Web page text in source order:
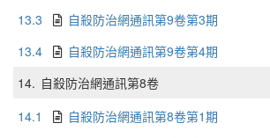
13.3
自殺防治網通訊第9卷第3期
13.4
自殺防治網通訊第9卷第4期
14. 自殺防治網通訊第8卷
14.1
自殺防治網通訊第8卷第1期